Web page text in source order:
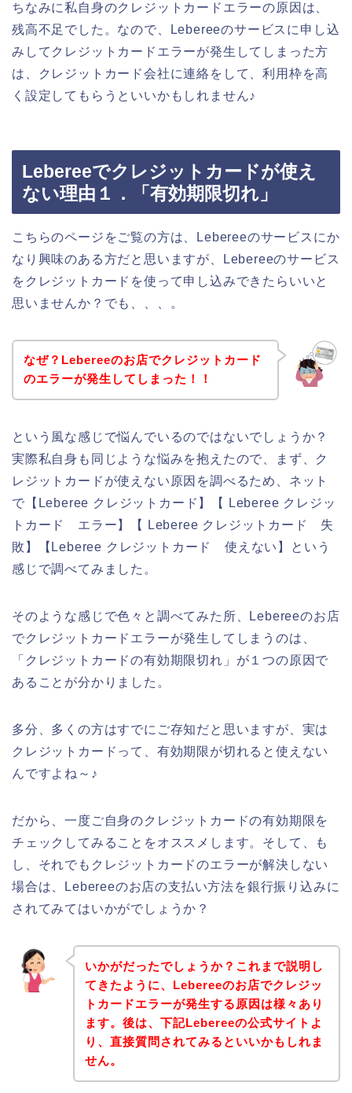
ちなみに私自身のクレジットカードエラーの原因は、
残高不足でした。なので、Lebereeのサービスに申し込
みしてクレジットカードエラーが発生してしまった方
は、クレジットカード会社に連絡をして、利用枠を高
く設定してもらうといいかもしれません♪
Lebereeでクレジットカードが使え
ない理由１．「有効期限切れ」
こちらのページをご覧の方は、Lebereeのサービスにか
なり興味のある方だと思いますが、Lebereeのサービス
をクレジットカードを使って申し込みできたらいいと
思いませんか？でも、、、。
なぜ？Lebereeのお店でクレジットカード
のエラーが発生してしまった！！
という風な感じで悩んでいるのではないでしょうか？
実際私自身も同じような悩みを抱えたので、まず、ク
レジットカードが使えない原因を調べるため、ネット
で【Leberee クレジットカード】【 Leberee クレジッ
トカード エラー】【 Leberee クレジットカード 失
敗】【Leberee クレジットカード 使えない】という
感じで調べてみました。
そのような感じで色々と調べてみた所、Lebereeのお店
でクレジットカードエラーが発生してしまうのは、
「クレジットカードの有効期限切れ」が１つの原因で
あることが分かりました。
多分、多くの方はすでにご存知だと思いますが、実は
クレジットカードって、有効期限が切れると使えない
んですよね～♪
だから、一度ご自身のクレジットカードの有効期限を
チェックしてみることをオススメします。そして、も
し、それでもクレジットカードのエラーが解決しない
場合は、Lebereeのお店の支払い方法を銀行振り込みに
されてみてはいかがでしょうか？
いかがだったでしょうか？これまで説明し
てきたように、Lebereeのお店でクレジッ
トカードエラーが発生する原因は様々あり
ます。後は、下記Lebereeの公式サイトよ
り、直接質問されてみるといいかもしれま
せん。